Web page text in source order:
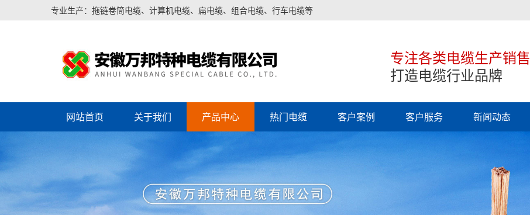
专业生产：拖链卷筒电缆、计算机电缆、扁电缆、组合电缆、行车电缆等
专注各类电缆生产销售
打造电缆行业品牌
网站首页 关于我们 产品中心 热门电缆 客户案例 客户服务 新闻动态